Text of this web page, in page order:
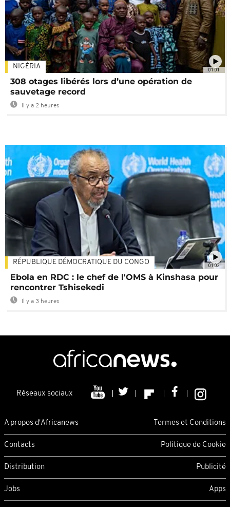
01:01
NIGÉRIA
308 otages libérés lors d’une opération de
sauvetage record
Il y a 2 heures
01:02
RÉPUBLIQUE DÉMOCRATIQUE DU CONGO
Ebola en RDC : le chef de l'OMS à Kinshasa pour
rencontrer Tshisekedi
Il y a 3 heures
Réseaux sociaux
A propos d'Africanews Termes et Conditions
Contacts Politique de Cookie
Distribution Publicité
Jobs Apps